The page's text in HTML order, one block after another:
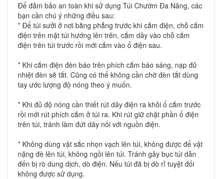
Để đảm bảo an toàn khi sử dụng Túi Chườm Đa Năng, các
bạn cần chú ý những điều sau:
* Để túi sưởi ở nơi bằng phẳng trước khi cắm điện, chỗ cắm
điện trên mặt túi hướng lên trên, cắm dây vào chỗ cắm
điện trên túi trước rồi mới cắm vào ổ điện sau.
* Khi cắm điện đèn báo trên phích cắm báo sáng, nạp đủ
nhiệt đèn sẽ tắt. Cũng có thể không cần chờ đèn tắt dùng
tay ước lượng độ nóng theo ý muốn.
* Khi đủ độ nóng cần thiết rút dây điện ra khỏi ổ cắm trước
rồi mới rút phích cắm ở túi ra. Khi rút giữ chặt phần ổ điện
trên túi, tránh làm đứt dây nối với nguồn điện.
* Không dùng vật sắc nhọn vạch lên túi, không được để vật
nặng đè lên túi, không ngồi lên túi. Tránh gây bục túi dẫn
đến bị rò dung dịch, dò điện. Nếu túi đã bị dò rỉ tuyệt đối
không được sử dụng.